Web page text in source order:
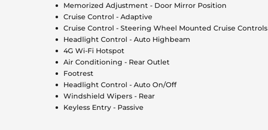
Memorized Adjustment - Door Mirror Position
Cruise Control - Adaptive
Cruise Control - Steering Wheel Mounted Cruise Controls
Headlight Control - Auto Highbeam
4G Wi-Fi Hotspot
Air Conditioning - Rear Outlet
Footrest
Headlight Control - Auto On/Off
Windshield Wipers - Rear
Keyless Entry - Passive